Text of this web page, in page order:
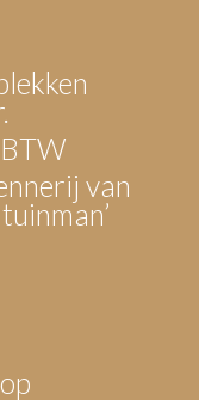
van